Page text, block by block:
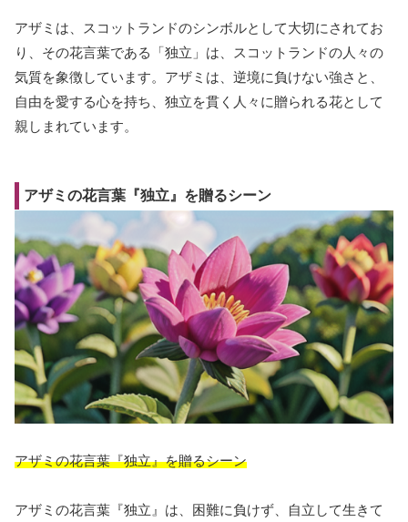
アザミは、スコットランドのシンボルとして大切にされてお
り、その花言葉である「独立」は、スコットランドの人々の
気質を象徴しています。アザミは、逆境に負けない強さと、
自由を愛する心を持ち、独立を貫く人々に贈られる花として
親しまれています。
アザミの花言葉『独立』を贈るシーン
アザミの花言葉『独立』を贈るシーン
アザミの花言葉『独立』は、困難に負けず、自立して生きて